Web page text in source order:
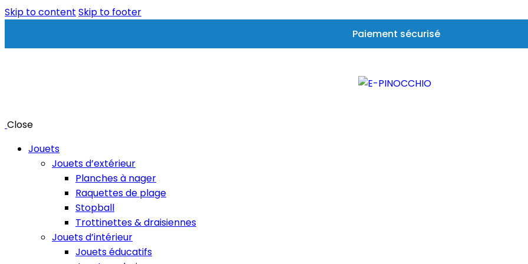
Skip to content Skip to footer
Paiement sécurisé
Close
Jouets
Jouets d’extérieur
Planches à nager
Raquettes de plage
Stopball
Trottinettes & draisiennes
Jouets d’intérieur
Jouets éducatifs